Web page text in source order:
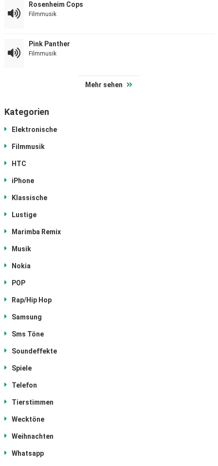
Rosenheim Cops
Filmmusik
Pink Panther
Filmmusik
Mehr sehen
Kategorien
Elektronische
Filmmusik
HTC
iPhone
Klassische
Lustige
Marimba Remix
Musik
Nokia
POP
Rap/Hip Hop
Samsung
Sms Töne
Soundeffekte
Spiele
Telefon
Tierstimmen
Wecktöne
Weihnachten
Whatsapp